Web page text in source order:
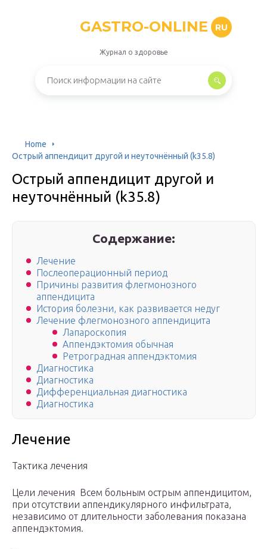
GASTRO-ONLINE RU
Журнал о здоровье
Home
Острый аппендицит другой и неуточнённый (k35.8)
Острый аппендицит другой и
неуточнённый (k35.8)
Содержание:
Лечение
Послеоперационный период
Причины развития флегмонозного
аппендицита
История болезни, как развивается недуг
Лечение флегмонозного аппендицита
Лапароскопия
Аппендэктомия обычная
Ретроградная аппендэктомия
Диагностика
Диагностика
Дифференциальная диагностика
Диагностика
Лечение
Тактика лечения
Цели лечения Всем больным острым аппендицитом,
при отсутствии аппендикулярного инфильтрата,
независимо от длительности заболевания показана
аппендэктомия.